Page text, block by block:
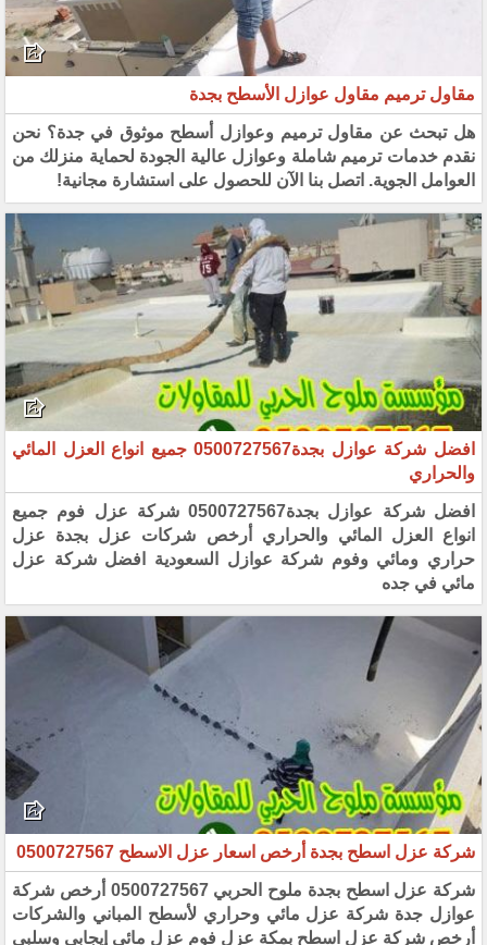
مقاول ترميم مقاول عوازل الأسطح بجدة
هل تبحث عن مقاول ترميم وعوازل أسطح موثوق في جدة؟ نحن
نقدم خدمات ترميم شاملة وعوازل عالية الجودة لحماية منزلك من
العوامل الجوية. اتصل بنا الآن للحصول على استشارة مجانية!
افضل شركة عوازل بجدة0500727567 جميع انواع العزل المائي
والحراري
افضل شركة عوازل بجدة0500727567 شركة عزل فوم جميع
انواع العزل المائي والحراري أرخص شركات عزل بجدة عزل
حراري ومائي وفوم شركة عوازل السعودية افضل شركة عزل
مائي في جده
شركة عزل اسطح بجدة أرخص اسعار عزل الاسطح 0500727567‏
شركة عزل اسطح بجدة ملوح الحربي 0500727567 أرخص شركة
عوازل جدة شركة عزل مائي وحراري لأسطح المباني والشركات
أرخص شركة عزل اسطح بمكة عزل فوم عزل مائي إيجابي وسلبي